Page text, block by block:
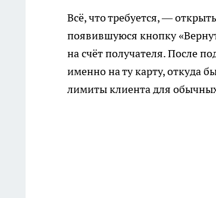
Всё, что требуется, —
появившуюся кнопку
на счёт получателя. После
именно на ту карту, откуда
лимиты клиента для